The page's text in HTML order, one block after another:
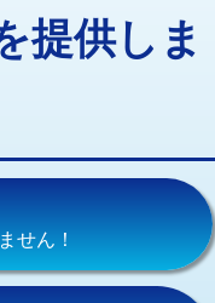
8,800円～
13,200円+材料費
16,500円+材料費
提供しま
せん！